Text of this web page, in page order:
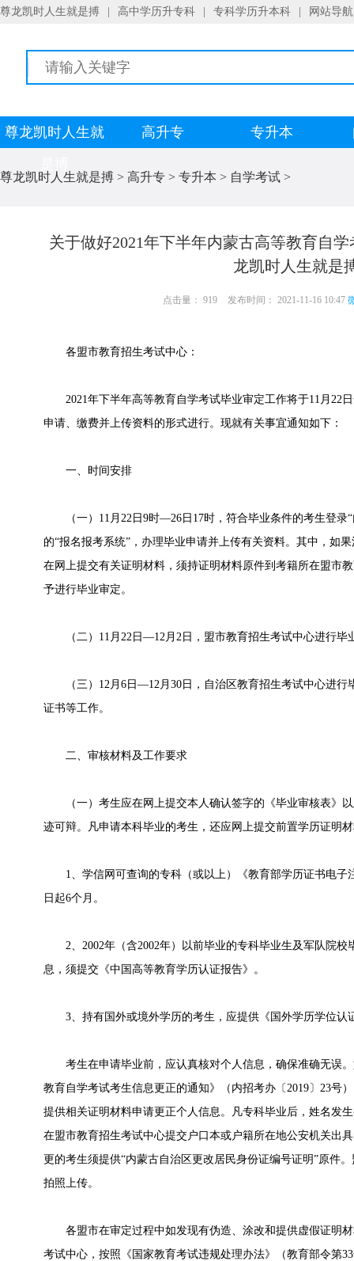
尊龙凯时人生就是搏 高中学历升专科 专科学历升本科 网站导航
尊龙凯时人生就
高升专 专升本
尊龙凯时人生就是搏 > 高升专 > 专升本 > 自学考试 >
关于做好2021年下半年内蒙古高等教育自
龙凯时人生就是
点击量： 919 发布时间： 2021-11-16 10:47
各盟市教育招生考试中心：
2021年下半年高等教育自学考试毕业审定工作将于11月22
申请、缴费并上传资料的形式进行。现就有关事宜通知如下：
一、时间安排
（一）11月22日9时—26日17时，符合毕业条件的考生登录“
的“报名报考系统”，办理毕业申请并上传有关资料。其中，如
在网上提交有关证明材料，须持证明材料原件到考籍所在盟市
予进行毕业审定。
（二）11月22日—12月2日，盟市教育招生考试中心进行毕
（三）12月6日—12月30日，自治区教育招生考试中心进行
证书等工作。
二、审核材料及工作要求
（一）考生应在网上提交本人确认签字的《毕业审核表》以
迹可辩。凡申请本科毕业的考生，还应网上提交前置学历证明
1、学信网可查询的专科（或以上）《教育部学历证书电子
日起6个月。
2、2002年（含2002年）以前毕业的专科毕业生及军队院校
息，须提交《中国高等教育学历认证报告》。
3、持有国外或境外学历的考生，应提供《国外学历学位认
考生在申请毕业前，应认真核对个人信息，确保准确无误。
教育自学考试考生信息更正的通知》（内招考办〔2019〕23号
提供相关证明材料申请更正个人信息。凡专科毕业后，姓名发
在盟市教育招生考试中心提交户口本或户籍所在地公安机关出
更的考生须提供“内蒙古自治区更改居民身份证编号证明”原件
拍照上传。
各盟市在审定过程中如发现有伪造、涂改和提供虚假证明材
考试中心，按照《国家教育考试违规处理办法》（教育部令第